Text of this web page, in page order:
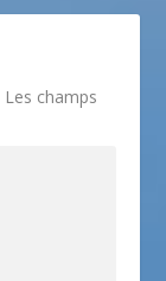
Les champs